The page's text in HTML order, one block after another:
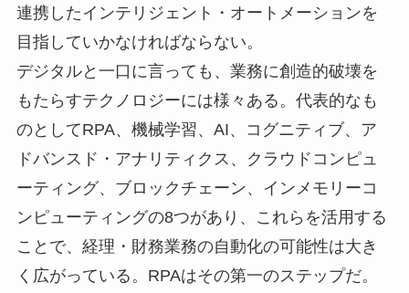
連携したインテリジェント・オートメーションを
目指していかなければならない。
デジタルと一口に言っても、業務に創造的破壊を
もたらすテクノロジーには様々ある。代表的なも
のとしてRPA、機械学習、AI、コグニティブ、ア
ドバンスド・アナリティクス、クラウドコンピュ
ーティング、ブロックチェーン、インメモリーコ
ンピューティングの8つがあり、これらを活用する
ことで、経理・財務業務の自動化の可能性は大き
く広がっている。RPAはその第一のステップだ。